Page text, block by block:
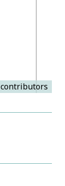
contributors